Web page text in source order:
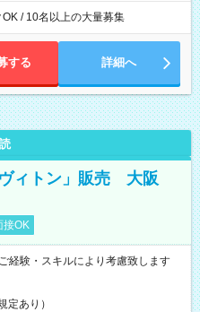
/ 10名以上の大量募集
する 詳細へ
ィトン」販売 大阪
接OK
験・スキルにより考慮致します
定あり）